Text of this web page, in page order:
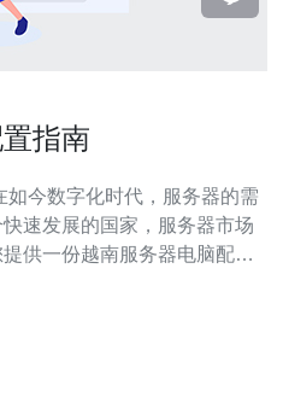
指南
速发展的国家，服务器市场
供一份越南服务器电脑配置
。以下是一些重要的硬件组